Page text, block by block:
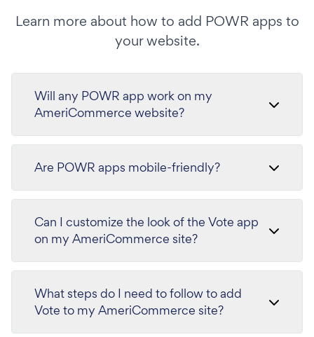
Learn more about how to add POWR apps to
your website.
Will any POWR app work on my
AmeriCommerce website?
Are POWR apps mobile-friendly?
Can I customize the look of the Vote app
on my AmeriCommerce site?
What steps do I need to follow to add
Vote to my AmeriCommerce site?